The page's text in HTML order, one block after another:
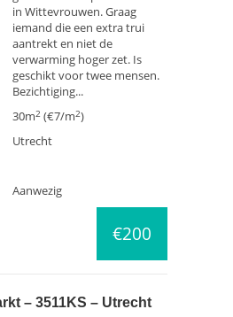
in Wittevrouwen. Graag
iemand die een extra trui
aantrekt en niet de
verwarming hoger zet. Is
geschikt voor twee mensen.
Bezichtiging...
30m2 (€7/m2)
Utrecht
Aanwezig
€200
– 3511KS – Utrecht